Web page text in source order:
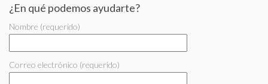
¿En qué podemos ayudarte?
Nombre (requerido)
Correo electrónico (requerido)